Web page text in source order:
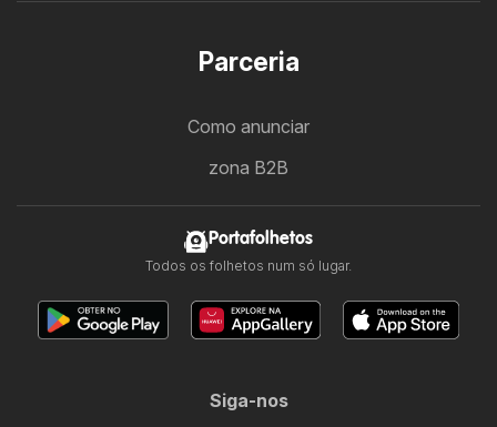
Parceria
Como anunciar
zona B2B
Portafolhetos
Todos os folhetos num só lugar.
Siga-nos